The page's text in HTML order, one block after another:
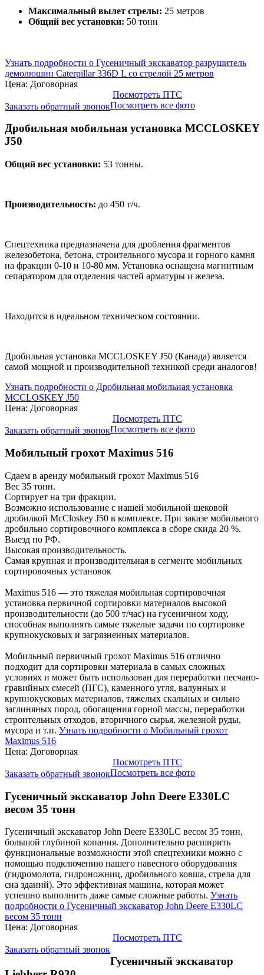
Максимальный вылет стрелы: 25 метров
Общий вес установки: 50 тонн
Узнать подробности о Гусеничный экскаватор разрушитель
демолюшин Caterpillar 336D L со стрелой 25 метров
Цена: Договорная
Заказать обратный звонок
Посмотреть ПТС
Посмотреть все фото
Дробильная мобильная установка MCCLOSKEY
J50
Общий вес установки: 53 тонны.
Производительность: до 450 т/ч.
Спецтехника предназначена для дробления фрагментов
железобетона, бетона, строительного мусора и горного камня
на фракции 0-10 и 10-80 мм. Установка оснащена магнитным
сепаратором для отделения частей арматуры и железа.
Находится в идеальном техническом состоянии.
Дробильная установка MCCLOSKEY J50 (Канада) является
самой мощной и производительной техникой среди аналогов!
Узнать подробности о Дробильная мобильная установка
MCCLOSKEY J50
Цена: Договорная
Заказать обратный звонок
Посмотреть ПТС
Посмотреть все фото
Мобильный грохот Maximus 516
Сдаем в аренду мобильный грохот Maximus 516
Вес 35 тонн.
Сортирует на три фракции.
Возможно использование с нашей мобильной щековой
дробилкой McCloskey J50 в комплексе. При заказе мобильного
дробильно сортировочного комплекса в сборе скида 20 %.
Выезд по РФ.
Высокая производительность.
Самая крупная и производительная в сегменте мобильных
сортировочных установок
Maximus 516 — это тяжелая мобильная сортировочная
установка первичной сортировки материалов высокой
производительности (до 500 т/час) на гусеничном ходу,
способная выполнять самые тяжелые задачи по сортировке
крупнокусковых и загрязненных материалов.
Мобильный первичный грохот Maximus 516 отлично
подходит для сортировки материала в самых сложных
условиях и может быть использован для переработки песчано-
гравийных смесей (ПГС), каменного угля, валунных и
крупнокусковых материалов, тяжелых скальных и сильно
заглиняных пород, обогащения горной массы, переработки
строительных отходов, вторичного сырья, железной руды,
мусора и т.п. Узнать подробности о Мобильный грохот
Maximus 516
Цена: Договорная
Заказать обратный звонок
Посмотреть ПТС
Посмотреть все фото
Гусеничный экскаватор John Deere E330LC
весом 35 тонн
Гусеничный экскаватор John Deere E330LC весом 35 тонн,
большой глубиной копания. Дополнительно расширить
функциональные возможности этой спецтехники можно с
помощью подключению нашего навесного оборудования
(гидромолота, гидроножниц, дробильного ковша, стрела для
сна зданий). Это эффективная машина, которая может
успешно выполнить даже самые сложные работы. Узнать
подробности о Гусеничный экскаватор John Deere E330LC
весом 35 тонн
Цена: Договорная
Заказать обратный звонок
Посмотреть ПТС
Гусеничный экскаватор